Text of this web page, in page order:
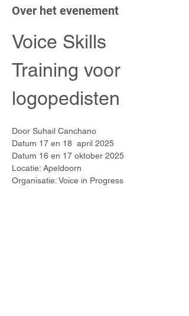
Over het evenement
Voice Skills
Training voor
logopedisten
Door Suhail Canchano
Datum 17 en 18  april 2025
Datum 16 en 17 oktober 2025
Locatie: Apeldoorn
Organisatie: Voice in Progress